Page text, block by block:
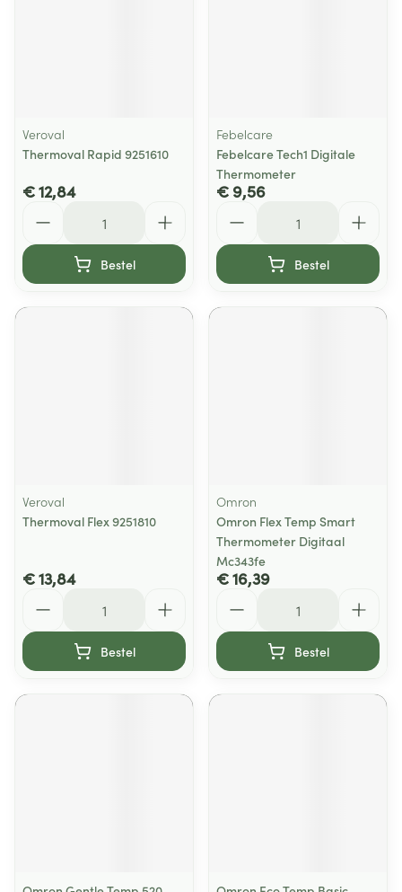
Veroval
Thermoval Rapid 9251610
€ 12,84
Bestel
Febelcare
Febelcare Tech1 Digitale
Thermometer
€ 9,56
Bestel
Veroval
Thermoval Flex 9251810
€ 13,84
Bestel
Omron
Omron Flex Temp Smart
Thermometer Digitaal
Mc343fe
€ 16,39
Bestel